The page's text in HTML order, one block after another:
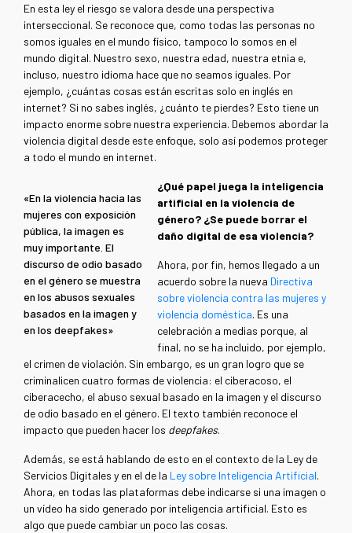
En esta ley el riesgo se valora desde una perspectiva
interseccional. Se reconoce que, como todas las personas no
somos iguales en el mundo físico, tampoco lo somos en el
mundo digital. Nuestro sexo, nuestra edad, nuestra etnia e,
incluso, nuestro idioma hace que no seamos iguales. Por
ejemplo, ¿cuántas cosas están escritas solo en inglés en
internet? Si no sabes inglés, ¿cuánto te pierdes? Esto tiene un
impacto enorme sobre nuestra experiencia. Debemos abordar la
violencia digital desde este enfoque, solo así podemos proteger
a todo el mundo en internet.
«En la violencia hacia las
mujeres con exposición
pública, la imagen es
muy importante. El
discurso de odio basado
en el género se muestra
en los abusos sexuales
basados en la imagen y
en los deepfakes»
¿Qué papel juega la inteligencia
artificial en la violencia de
género? ¿Se puede borrar el
daño digital de esa violencia?
Ahora, por fin, hemos llegado a un
acuerdo sobre la nueva Directiva
sobre violencia contra las mujeres y
violencia doméstica. Es una
celebración a medias porque, al
final, no se ha incluido, por ejemplo,
el crimen de violación. Sin embargo, es un gran logro que se
criminalicen cuatro formas de violencia: el ciberacoso, el
ciberacecho, el abuso sexual basado en la imagen y el discurso
de odio basado en el género. El texto también reconoce el
impacto que pueden hacer los deepfakes.
Además, se está hablando de esto en el contexto de la Ley de
Servicios Digitales y en el de la Ley sobre Inteligencia Artificial.
Ahora, en todas las plataformas debe indicarse si una imagen o
un vídeo ha sido generado por inteligencia artificial. Esto es
algo que puede cambiar un poco las cosas.